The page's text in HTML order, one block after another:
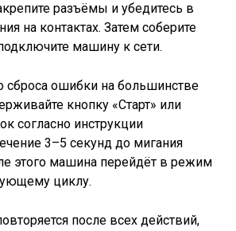
разъёмы и убедитесь в
на контактах. Затем соберите
машину к сети.
сброса ошибки на большинстве
кнопку «Старт» или
согласно инструкции
3–5 секунд до мигания
этого машина перейдёт в режим
циклу.
после всех действий,